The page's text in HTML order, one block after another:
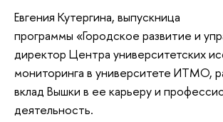
Евгения Кутергина, выпускница
программы «Городское развитие и
директор Центра университетских
мониторинга в университете ИТМО,
вклад Вышки в ее карьеру и
деятельность.